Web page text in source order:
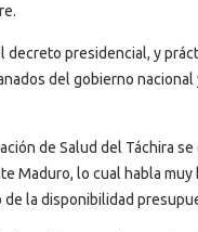
decreto presidencial, y
del gobierno
de Salud del Táchira
Maduro, lo cual habla
la disponibilidad